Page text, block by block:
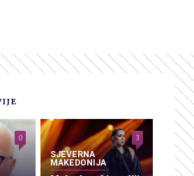
0
SJEVERNA
MAKEDONIJA
3